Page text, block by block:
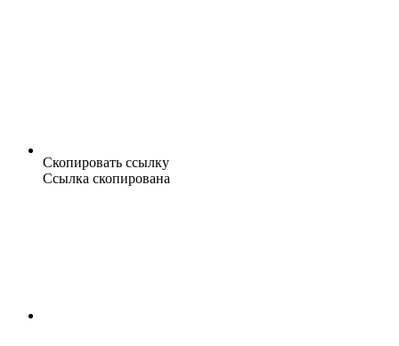
Скопировать ссылку
Ссылка скопирована